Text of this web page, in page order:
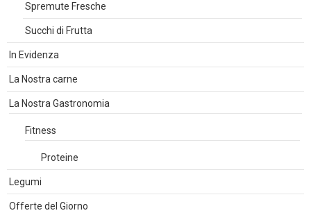
Spremute Fresche
Succhi di Frutta
In Evidenza
La Nostra carne
La Nostra Gastronomia
Fitness
Proteine
Legumi
Offerte del Giorno